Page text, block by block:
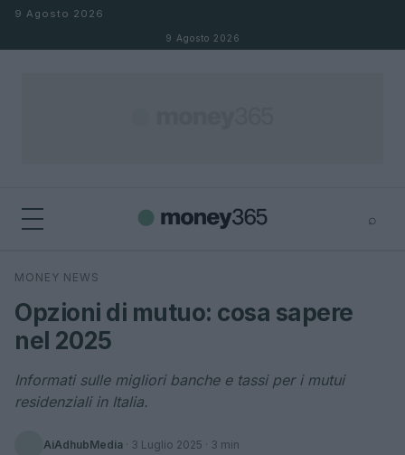
Salta al contenuto
9 Agosto 2026
9 Agosto 2026
⌕
Cerca
MONEY NEWS
Opzioni di mutuo: cosa sapere
nel 2025
Informati sulle migliori banche e tassi per i mutui
residenziali in Italia.
AiAdhubMedia · 3 Luglio 2025 · 3 min